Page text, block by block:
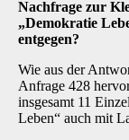
Nachfrage zur
„Demokratie
entgegen?
Wie aus der
Anfrage 428
insgesamt 11
Leben“ auch mit